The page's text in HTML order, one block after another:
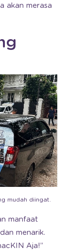
akan merasa
mudah diingat.
manfaat
menarik.
Aja!”